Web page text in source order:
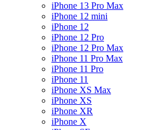
iPhone 13 Pro Max
iPhone 12 mini
iPhone 12
iPhone 12 Pro
iPhone 12 Pro Max
iPhone 11 Pro Max
iPhone 11 Pro
iPhone 11
iPhone XS Max
iPhone XS
iPhone XR
iPhone X